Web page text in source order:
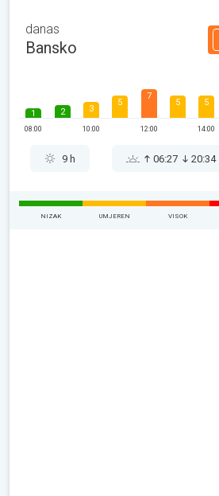
danas
Bansko
1
08:00
2 3
10:00
5
7
12:00
5 5
14:00
9 h 06:27 20:34
NIZAK UMJEREN VISOK